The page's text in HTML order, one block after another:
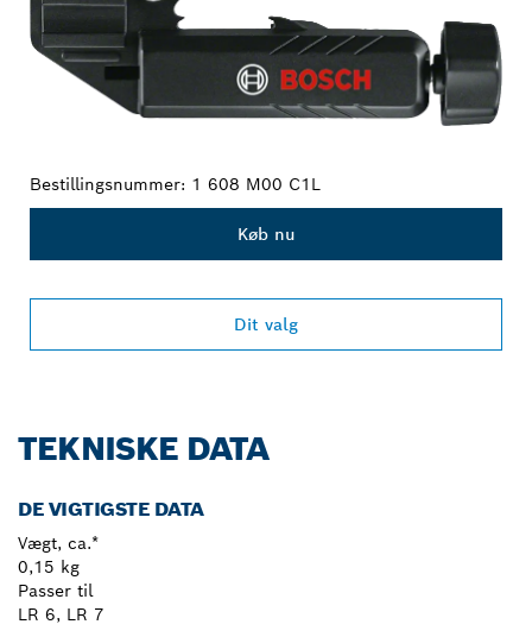
Bestillingsnummer: 1 608 M00 C1L
Køb nu
Dit valg
TEKNISKE DATA
DE VIGTIGSTE DATA
Vægt, ca.*
0,15 kg
Passer til
LR 6, LR 7